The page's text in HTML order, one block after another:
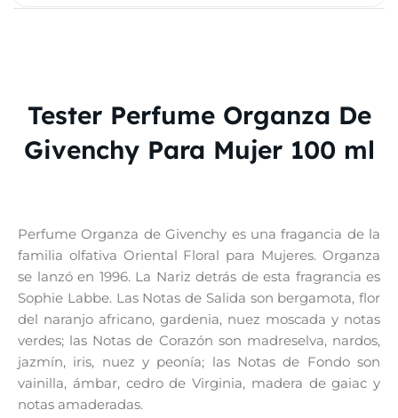
Tester Perfume Organza De
Givenchy Para Mujer 100 ml
Perfume Organza de Givenchy es una fragancia de la
familia olfativa Oriental Floral para Mujeres. Organza
se lanzó en 1996. La Nariz detrás de esta fragrancia es
Sophie Labbe. Las Notas de Salida son bergamota, flor
del naranjo africano, gardenia, nuez moscada y notas
verdes; las Notas de Corazón son madreselva, nardos,
jazmín, iris, nuez y peonía; las Notas de Fondo son
vainilla, ámbar, cedro de Virginia, madera de gaiac y
notas amaderadas.